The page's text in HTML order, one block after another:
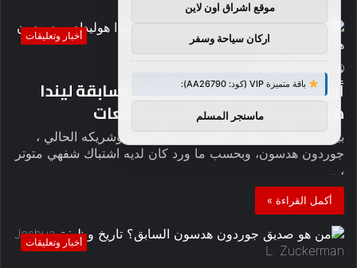
أخبار وتعليقات
أوضحت صديقة بيل بيليتشيك السابقة ليندا
هوليداي وجوردون هدسون شائعات
بيل بيليتشيك صديقته السابقة ، ليندا هوليدايوشريكه الحالي ،
جوردون هدسون، وبحسب ما ورد كان لديه اشتباك شفهي متوتر
،…
أكمل القراءة »
أخبار وتعليقات
موقع اشراق اون لاين
اركان سياحة وسفر
باقة متميزة VIP (كود: AA26790):
ماسنجر المسلم